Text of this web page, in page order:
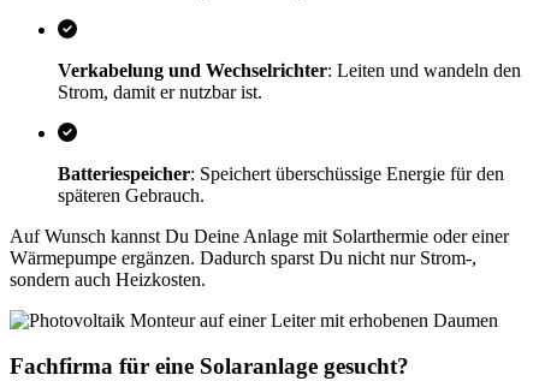
Verkabelung und Wechselrichter: Leiten und wandeln den
Strom, damit er nutzbar ist.
Batteriespeicher: Speichert überschüssige Energie für den
späteren Gebrauch.
Auf Wunsch kannst Du Deine Anlage mit Solarthermie oder einer
Wärmepumpe ergänzen. Dadurch sparst Du nicht nur Strom-,
sondern auch Heizkosten.
Fachfirma für eine Solaranlage gesucht?